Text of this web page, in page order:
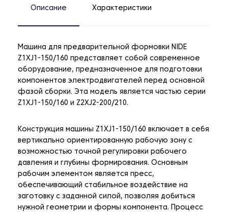
Описание Характеристики
Машина для предварительной формовки NIDE
Z1XJ1-150/160 представляет собой современное
оборудование, предназначенное для подготовки
компонентов электродвигателей перед основной
фазой сборки. Эта модель является частью серии
Z1XJ1-150/160 и Z2XJ2-200/210.
Конструкция машины Z1XJ1-150/160 включает в себя
вертикально ориентированную рабочую зону с
возможностью точной регулировки рабочего
давления и глубины формирования. Основным
рабочим элементом является пресс,
обеспечивающий стабильное воздействие на
заготовку с заданной силой, позволяя добиться
нужной геометрии и формы компонента. Процесс